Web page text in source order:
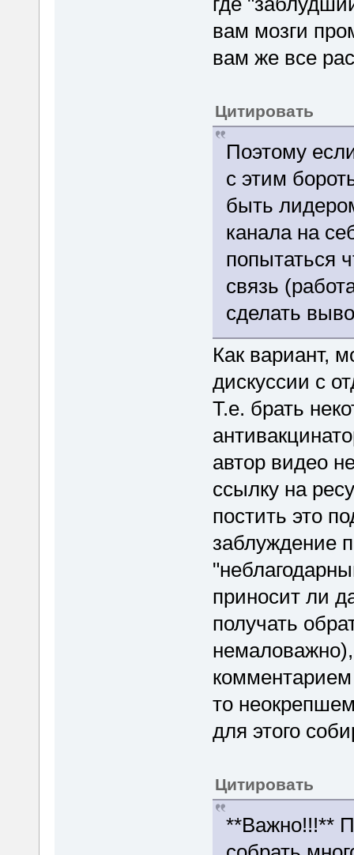
вам мозги
вам же все
Цитировать
Поэтому
с этим
быть
канала на
попытаться
связь
сделать
Как вариант,
дискуссии с
Т.е. брать
автор видео
ссылку на
постить это
заблуждение
приносит ли
получать
то
для этого
Цитировать
**Важно!!!**